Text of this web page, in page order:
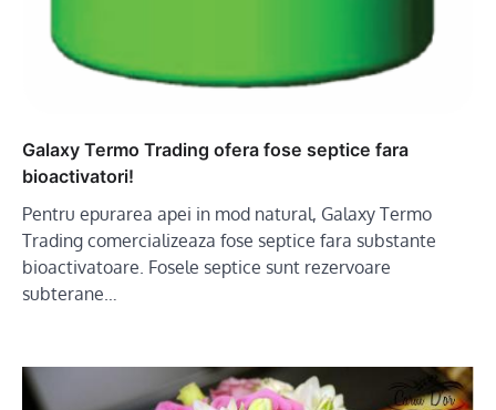
Galaxy Termo Trading ofera fose septice fara
bioactivatori!
Pentru epurarea apei in mod natural, Galaxy Termo
Trading comercializeaza fose septice fara substante
bioactivatoare. Fosele septice sunt rezervoare
subterane…